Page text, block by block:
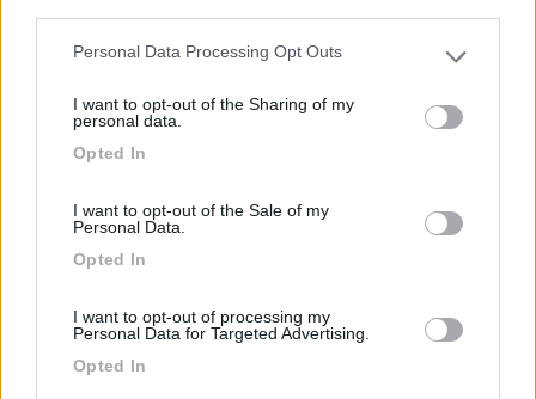
Please note that this website/app uses one or more Google
not limited to your visit or usage behaviour. You may click to
grant or deny consent to Google and its third-party tags to
use your data for below specified purposes in below Google
Personal Data Processing Opt Outs
I want to opt-out of the Sharing of my
personal data.
Opted In
I want to opt-out of the Sale of my
Personal Data.
Opted In
I want to opt-out of processing my
Personal Data for Targeted Advertising.
Opted In
Campeggio
Campeggio Grandes Jorasses